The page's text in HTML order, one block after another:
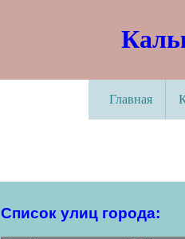
Главная
Список улиц города: